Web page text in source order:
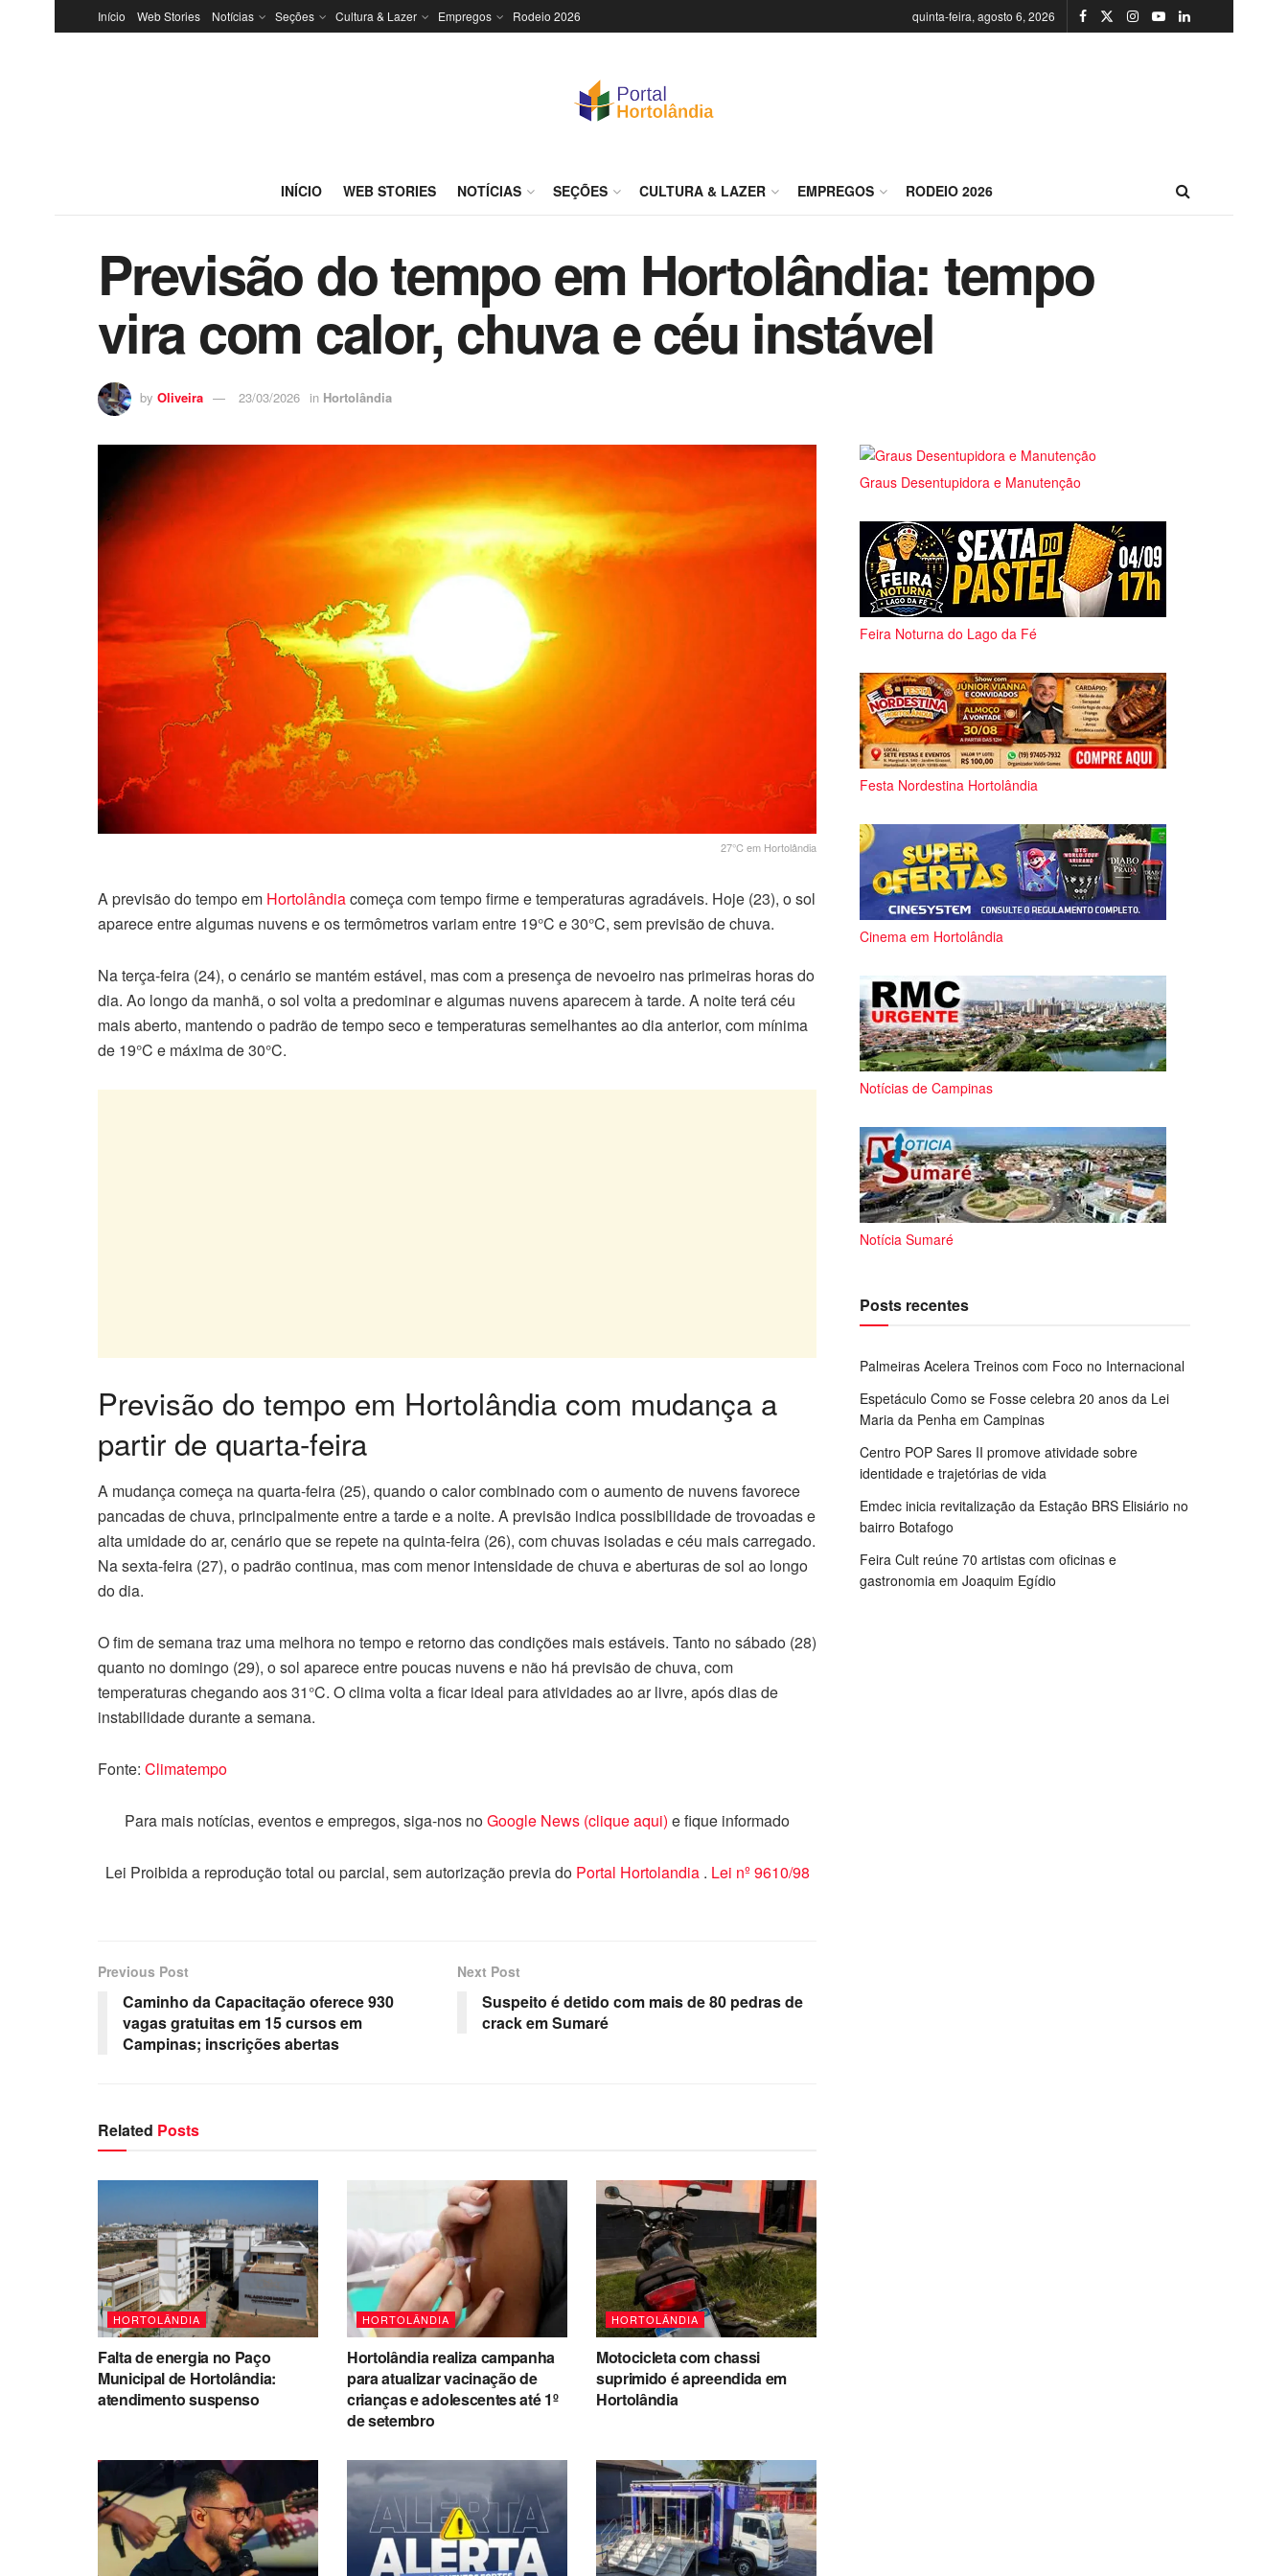
Início Web Stories Notícias Seções Cultura & Lazer Empregos Rodeio 2026 quinta-feira, agosto 6, 2026
INÍCIO WEB STORIES NOTÍCIAS SEÇÕES CULTURA & LAZER EMPREGOS RODEIO 2026
Previsão do tempo em Hortolândia: tempo
vira com calor, chuva e céu instável
by Oliveira 23/03/2026 in Hortolândia
27°C em Hortolândia
A previsão do tempo em Hortolândiacomeça com tempo firme e temperaturas agradáveis. Hoje (23), o sol
aparece entre algumas nuvens e os termômetros variam entre 19°C e 30°C, sem previsão de chuva.
Na terça-feira (24), o cenário se mantém estável, mas com a presença de nevoeiro nas primeiras horas do
dia. Ao longo da manhã, o sol volta a predominar e algumas nuvens aparecem à tarde. A noite terá céu
mais aberto, mantendo o padrão de tempo seco e temperaturas semelhantes ao dia anterior, com mínima
de 19°C e máxima de 30°C.
Previsão do tempo em Hortolândia com mudança a
partir de quarta-feira
A mudança começa na quarta-feira (25), quando o calor combinado com o aumento de nuvens favorece
pancadas de chuva, principalmente entre a tarde e a noite. A previsão indica possibilidade de trovoadas e
alta umidade do ar, cenário que se repete na quinta-feira (26), com chuvas isoladas e céu mais carregado.
Na sexta-feira (27), o padrão continua, mas com menor intensidade de chuva e aberturas de sol ao longo
do dia.
O fim de semana traz uma melhora no tempo e retorno das condições mais estáveis. Tanto no sábado (28)
quanto no domingo (29), o sol aparece entre poucas nuvens e não há previsão de chuva, com
temperaturas chegando aos 31°C. O clima volta a ficar ideal para atividades ao ar livre, após dias de
instabilidade durante a semana.
Fonte: Climatempo
Para mais notícias, eventos e empregos, siga-nos noGoogle News (clique aqui) e fique informado
Lei Proibida a reprodução total ou parcial, sem autorização previa do Portal Hortolandia . Lei nº 9610/98
Previous Post
Caminho da Capacitação oferece 930
vagas gratuitas em 15 cursos em
Campinas; inscrições abertas
Next Post
Suspeito é detido com mais de 80 pedras de
crack em Sumaré
Related Posts
HORTOLÂNDIA
Falta de energia no Paço
Municipal de Hortolândia:
atendimento suspenso
HORTOLÂNDIA
Hortolândia realiza campanha
para atualizar vacinação de
crianças e adolescentes até 1º
de setembro
HORTOLÂNDIA
Motocicleta com chassi
suprimido é apreendida em
Hortolândia
Graus Desentupidora e Manutenção
Feira Noturna do Lago da Fé
Festa Nordestina Hortolândia
Cinema em Hortolândia
Notícias de Campinas
Notícia Sumaré
Posts recentes
Palmeiras Acelera Treinos com Foco no Internacional
Espetáculo Como se Fosse celebra 20 anos da Lei
Maria da Penha em Campinas
Centro POP Sares II promove atividade sobre
identidade e trajetórias de vida
Emdec inicia revitalização da Estação BRS Elisiário no
bairro Botafogo
Feira Cult reúne 70 artistas com oficinas e
gastronomia em Joaquim Egídio